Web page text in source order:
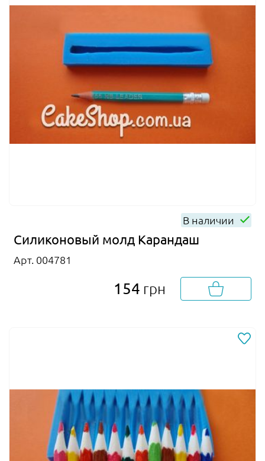
В наличии
Силиконовый молд Карандаш
Арт. 004781
154 грн